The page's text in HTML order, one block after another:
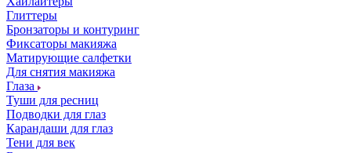
Глиттеры
Бронзаторы и контуринг
Фиксаторы макияжа
Матирующие салфетки
Для снятия макияжа
Глаза
Туши для ресниц
Подводки для глаз
Карандаши для глаз
Тени для век